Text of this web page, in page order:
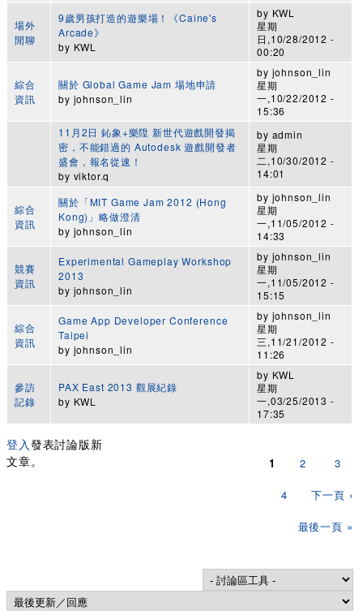
場外
閒聊
9歲男孩打造的遊樂場！《Caine's
Arcade》
by KWL
by KWL
星期
日,10/28/2012 -
00:20
綜合
資訊
關於 Global Game Jam 場地申請
by johnson_lin
by johnson_lin
星期
一,10/22/2012 -
15:36
11月2日 鈊象+樂陞 新世代遊戲開發揭
密，不能錯過的 Autodesk 遊戲開發者
盛會，報名從速！
by viktor.q
by admin
星期
二,10/30/2012 -
14:01
綜合
資訊
關於「MIT Game Jam 2012 (Hong
Kong)」略做澄清
by johnson_lin
by johnson_lin
星期
一,11/05/2012 -
14:33
競賽
資訊
Experimental Gameplay Workshop
2013
by johnson_lin
by johnson_lin
星期
一,11/05/2012 -
15:15
綜合
資訊
Game App Developer Conference
Taipei
by johnson_lin
by johnson_lin
星期
三,11/21/2012 -
11:26
參訪
記錄
PAX East 2013 觀展紀錄
by KWL
by KWL
星期
一,03/25/2013 -
17:35
登入 發表討論版新
文章。
頁面
1 2 3
4 下一頁 ›
最後一頁 »
Order by